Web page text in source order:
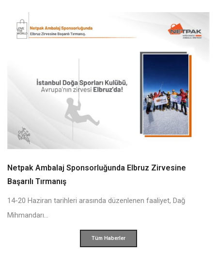
Netpak Ambalaj Sponsorluğunda Elbruz Zirvesine
Başarılı Tırmanış
14-20 Haziran tarihleri arasında düzenlenen faaliyet, Dağ
Mihmandarı...
Tüm Haberler